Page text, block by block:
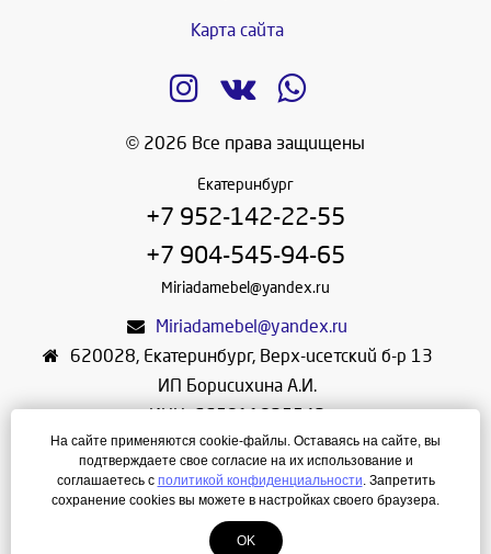
Карта сайта
© 2026 Все права защищены
Екатеринбург
+7 952-142-22-55
+7 904-545-94-65
Miriadamebel@yandex.ru
Miriadamebel@yandex.ru
620028, Екатеринбург, Верх-исетский б-р 13
ИП Борисихина А.И.
ИНН: 665811825542
ОГРНИП: 312665804600057
Режим работы: Ежедневно с 10-30 до 19-30
На сайте применяются cookie-файлы. Оставаясь на сайте, вы
подтверждаете свое согласие на их использование и
соглашаетесь с политикой конфиденциальности. Запретить
сохранение cookies вы можете в настройках своего браузера.
OK